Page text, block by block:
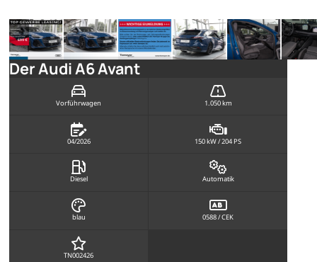
Der Audi A6 Avant
Vorführwagen 1.050 km
04/2026 150 kW / 204 PS
Diesel Automatik
blau 0588 / CEK
TN002426